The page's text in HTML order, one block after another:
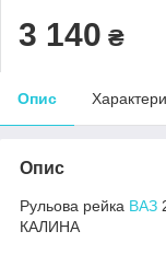
3 140 ₴
Опис
Опис
Рульова рейка ВАЗ
КАЛИНА